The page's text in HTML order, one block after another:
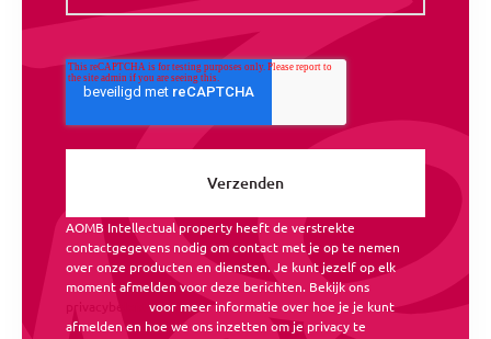
AOMB Intellectual property heeft de verstrekte
contactgegevens nodig om contact met je op te nemen
over onze producten en diensten. Je kunt jezelf op elk
moment afmelden voor deze berichten. Bekijk ons
voor meer informatie over hoe je je kunt
afmelden en hoe we ons inzetten om je privacy te